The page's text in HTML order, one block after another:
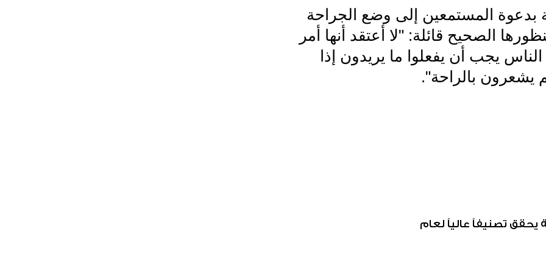
بدعوة المستمعين إلى وضع الجراحة
الصحيح قائلة: "لا أعتقد أنها أمر
يجب أن يفعلوا ما يريدون إذا
يشعرون بالراحة".
تصنيفاً عالياً لعام